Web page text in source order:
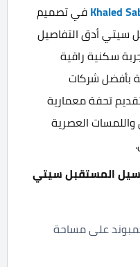
Khaledفي تصميم
سيتي أدق التفاصيل
سكنية راقية
بأفضل شركات
تحفة معمارية
واللمسات العصرية
المستقبل سيتي
على مساحة